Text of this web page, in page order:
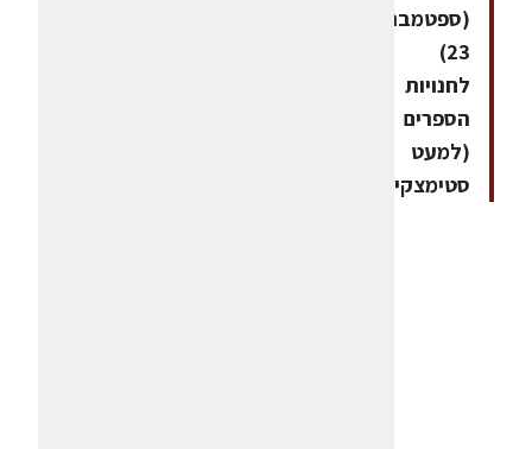
(ספטמבר
23)
לחנויות
הספרים
(למעט
סטימצקי)